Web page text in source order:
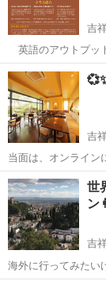
吉
英語のアウトプッ
手伝いします！現在
で提供しています。
宣教師が教えるので
東京 武蔵野市
吉
当面は、オンラインにしま〜す😊💕 日
ビジネス… あなたの
ンでレッスンします
ださい💎✨✨✨*\...
東京 武蔵野市
世
ン
吉
海外に行ってみたい
い。。。 そんな方